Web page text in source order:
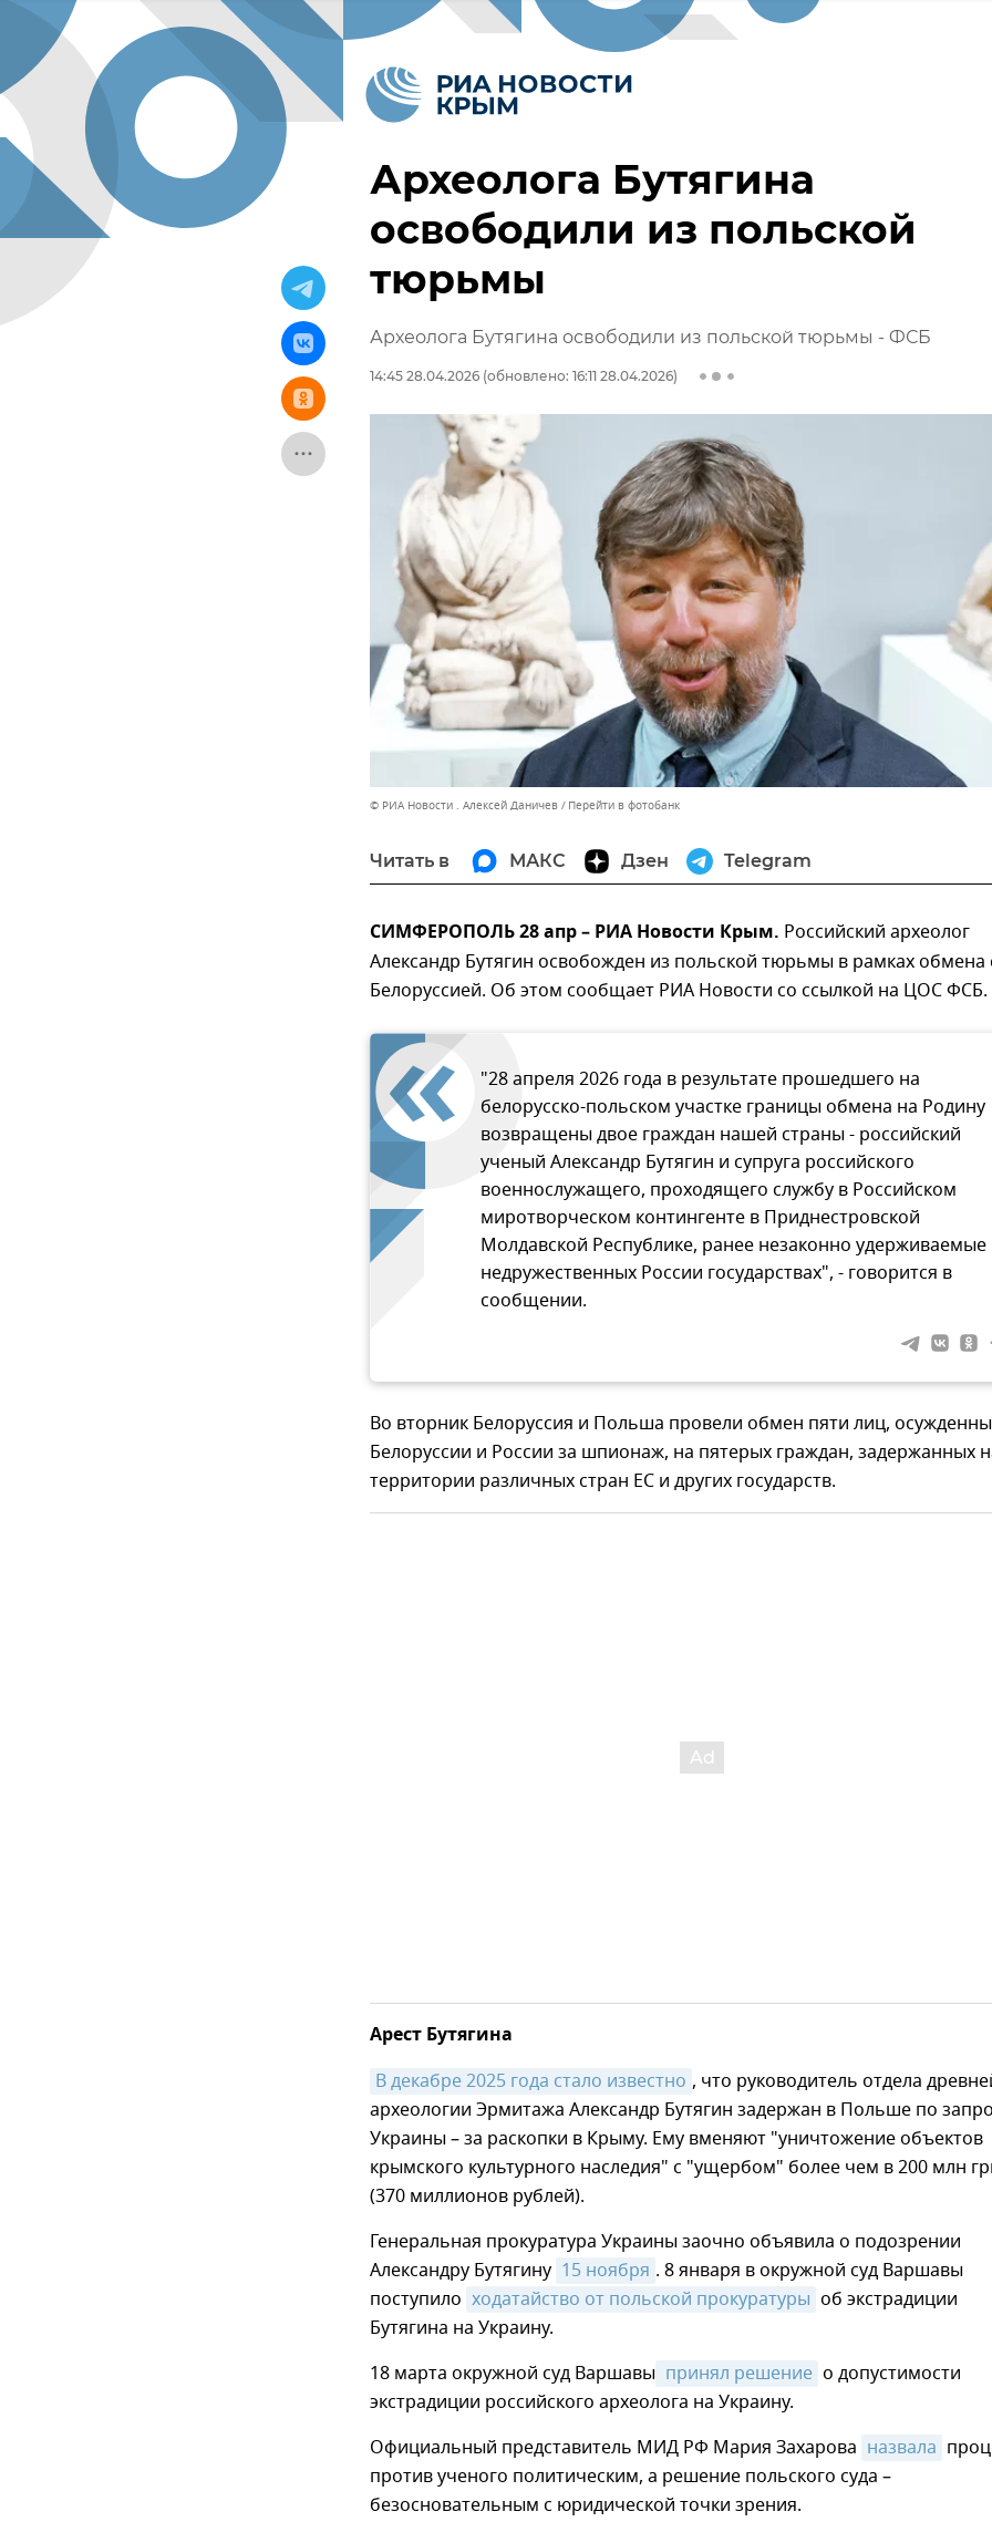
Археолога Бутягина
освободили из польской
тюрьмы
Археолога Бутягина освободили из польской тюрьмы - ФСБ
14:45 28.04.2026 (обновлено: 16:11 28.04.2026)
© РИА Новости . Алексей Даничев Перейти в фотобанк
Читать в МАКС Дзен Telegram
СИМФЕРОПОЛЬ 28 апр – РИА Новости Крым. Российский археолог
Александр Бутягин освобожден из польской тюрьмы в рамках обмена
Белоруссией. Об этом сообщает РИА Новости со ссылкой на ЦОС ФСБ.
"28 апреля 2026 года в результате прошедшего на
белорусско-польском участке границы обмена на Родину
возвращены двое граждан нашей страны - российский
ученый Александр Бутягин и супруга российского
военнослужащего, проходящего службу в Российском
миротворческом контингенте в Приднестровской
Молдавской Республике, ранее незаконно удерживаемые
недружественных России государствах", - говорится в
сообщении.
Во вторник Белоруссия и Польша провели обмен пяти лиц,
Белоруссии и России за шпионаж, на пятерых граждан, задержанных
территории различных стран ЕС и других государств.
Арест Бутягина
В декабре 2025 года стало известно , что руководитель отдела
археологии Эрмитажа Александр Бутягин задержан в Польше по
Украины – за раскопки в Крыму. Ему вменяют "уничтожение объектов
крымского культурного наследия" с "ущербом" более чем в 200 млн
(370 миллионов рублей).
Генеральная прокуратура Украины заочно объявила о подозрении
Александру Бутягину 15 ноября . 8 января в окружной суд Варшавы
поступило ходатайство от польской прокуратуры об экстрадиции
Бутягина на Украину.
18 марта окружной суд Варшавы принял решение о допустимости
экстрадиции российского археолога на Украину.
Официальный представитель МИД РФ Мария Захарова назвала
против ученого политическим, а решение польского суда –
безосновательным с юридической точки зрения.